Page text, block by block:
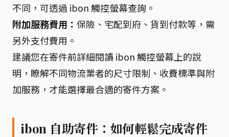
不同，可透過 ibon 觸控螢幕查詢。
附加服務費用： 保險、宅配到府、貨到付款等，需
另外支付費用。
建議您在寄件前詳細閱讀 ibon 觸控螢幕上的說
明，瞭解不同物流業者的尺寸限制、收費標準與附
加服務，才能選擇最合適的寄件方案。
ibon 自助寄件：如何輕鬆完成寄件